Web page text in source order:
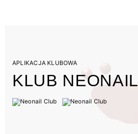
APLIKACJA KLUBOWA
KLUB NEONAIL